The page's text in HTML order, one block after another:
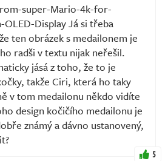
super-Mario-4k-for-
Display Já si třeba
ten obrázek s medailonem je
radši v textu nijak neřešil.
jásá z toho, že to je
takže Ciri, která ho taky
v tom medailonu někdo vidíte
design kočičího medailonu je
známý a dávno ustanovený,
5